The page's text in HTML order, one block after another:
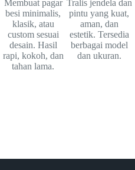
Membuat pagar
besi minimalis,
klasik, atau
custom sesuai
desain. Hasil
rapi, kokoh, dan
tahan lama.
Tralis jendela dan
pintu yang kuat,
aman, dan
estetik. Tersedia
berbagai model
dan ukuran.